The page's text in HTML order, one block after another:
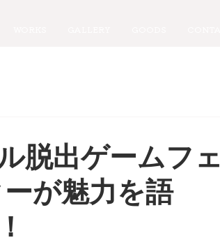
脱出ゲームフェ
が魅力を語